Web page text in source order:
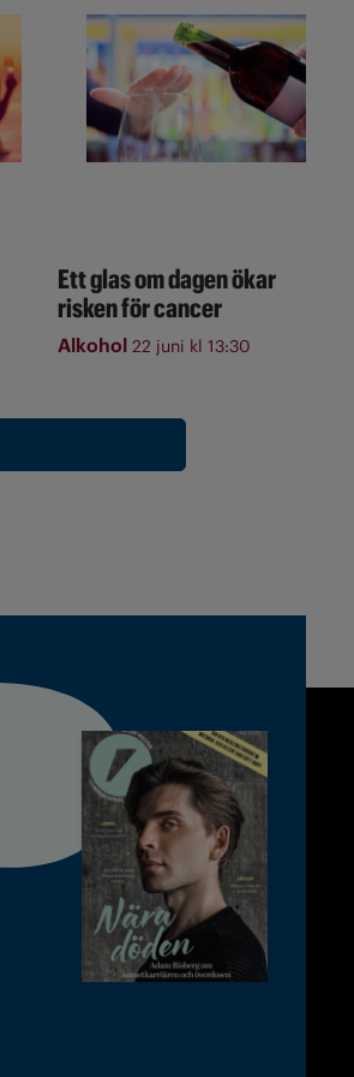
Ett glas om dagen ökar
risken för cancer
Alkohol 22 juni kl 13:30